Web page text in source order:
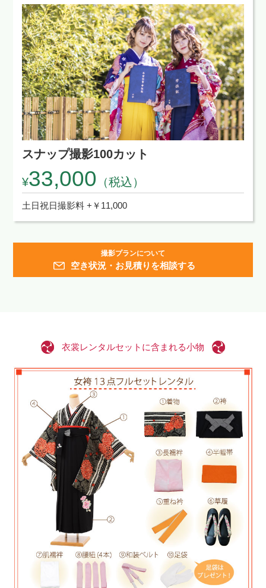
スナップ撮影100カット
¥33,000 （税込）
土日祝日撮影料 +￥11,000
撮影プランについて
空き状況・お見積りを相談する
衣裳レンタルセットに含まれる小物